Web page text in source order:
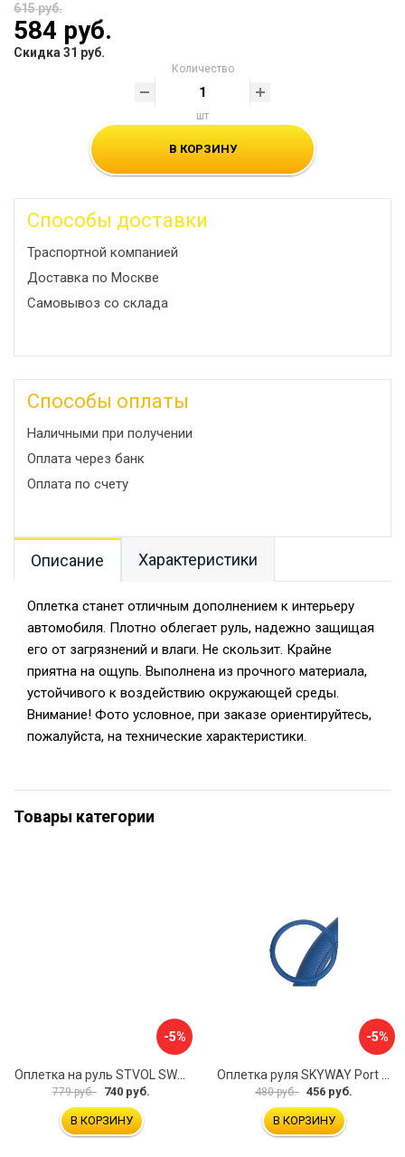
615 руб.
584 руб.
Скидка 31 руб.
Количество
шт
В КОРЗИНУ
Способы доставки
Траспортной компанией
Доставка по Москве
Самовывоз со склада
Способы оплаты
Наличными при получении
Оплата через банк
Оплата по счету
Описание Характеристики
Оплетка станет отличным дополнением к интерьеру
автомобиля. Плотно облегает руль, надежно защищая
его от загрязнений и влаги. Не скользит. Крайне
приятна на ощупь. Выполнена из прочного материала,
устойчивого к воздействию окружающей среды.
Внимание! Фото условное, при заказе ориентируйтесь,
пожалуйста, на технические характеристики.
Товары категории
-5%
779 руб. 740 руб.
В КОРЗИНУ
-5%
480 руб. 456 руб.
В КОРЗИНУ